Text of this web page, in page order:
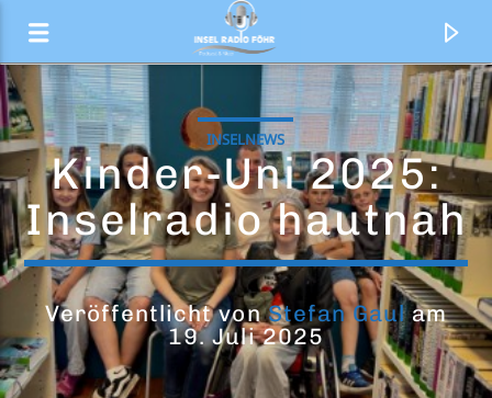
INSELNEWS
Kinder-Uni 2025:
Inselradio hautnah
Veröffentlicht vonStefan Gaulam
19. Juli 2025